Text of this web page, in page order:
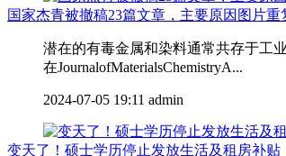
国家杰青被撤稿23篇文章，主要原因图片重
潜在的有毒金属和染料通常共存于工
在JournalofMaterialsChemistryA...
2024-07-05 19:11 admin
变天了！硕士学历停止发放生活及租房补贴